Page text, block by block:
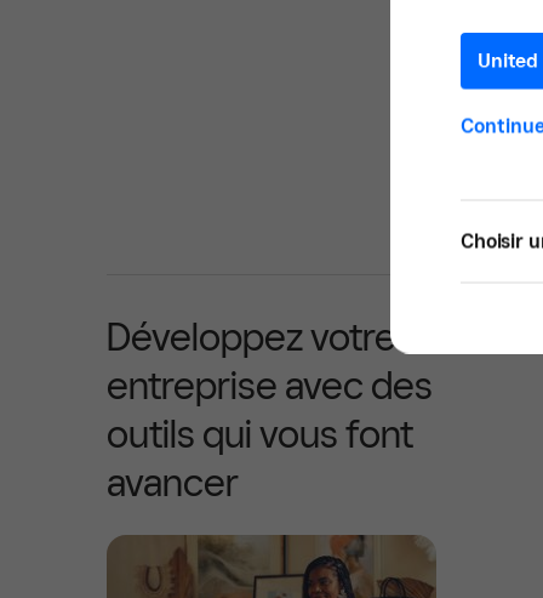
Développez votre
entreprise avec des
outils qui vous font
avancer
United
Choisir